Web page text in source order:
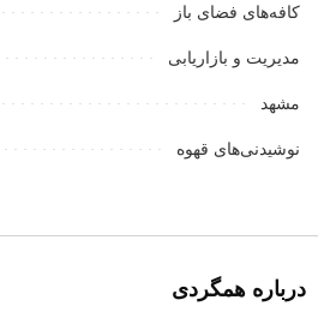
کافه‌های فضای باز
مدیریت و بازاریابی
مشهد
نوشیدنی‌های قهوه
درباره همگردی